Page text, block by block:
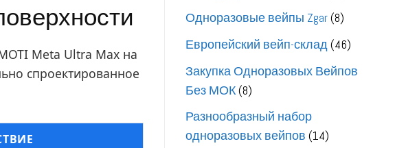
Meta Ultra Max на
спроектированное
Одноразовые вейпы Zgar 88
товаров
Европейский вейп-склад 4646
Закупка Одноразовых Вейпов
Без МОК 88
товаров
Разнообразный набор
одноразовых вейпов 1414